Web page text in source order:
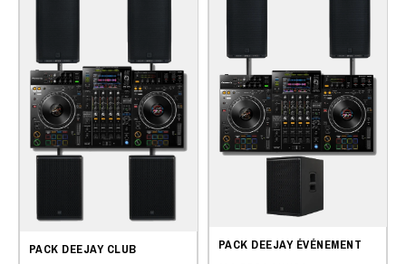
PACK DEEJAY CLUB PACK DEEJAY ÉVÉNEMENT